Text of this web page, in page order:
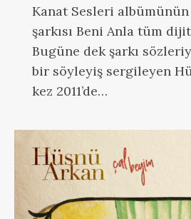
Kanat Sesleri
şarkısı Beni Anla tüm
Bugüne dek şarkı
bir söyleyiş sergileyen
kez 2011’de…